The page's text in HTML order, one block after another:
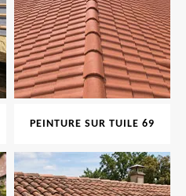
PEINTURE SUR TUILE 69